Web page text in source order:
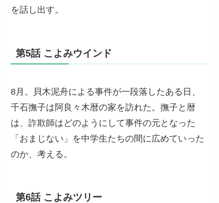
を話し出す。
第5話 こよみウインド
8月。貝木泥舟による事件が一段落したある日、
千石撫子は阿良々木暦の家を訪れた。撫子と暦
は、詐欺師はどのようにして事件の元となった
「おまじない」を中学生たちの間に広めていった
のか、考える。
第6話 こよみツリー